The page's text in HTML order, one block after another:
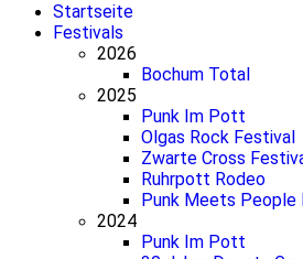
Startseite
Festivals
2026
Bochum Total
2025
Punk Im Pott
Olgas Rock Festival
Zwarte Cross
Ruhrpott Rodeo
Punk Meets People
2024
Punk Im Pott